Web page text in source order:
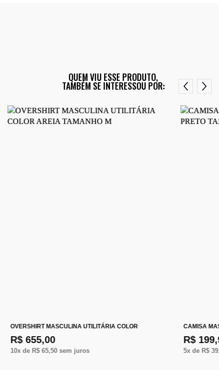
QUEM VIU ESSE PRODUTO,
TAMBÉM SE INTERESSOU POR:
OVERSHIRT MASCULINA UTILITÁRIA COLOR
R$ 655,00
10x de R$ 65,50sem juros
CAMISA
R$
5x de R$